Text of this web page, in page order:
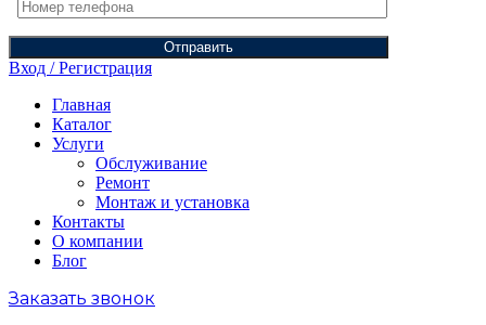
Отправить
Вход / Регистрация
Главная
Каталог
Услуги
Обслуживание
Ремонт
Монтаж и установка
Контакты
О компании
Блог
Заказать звонок